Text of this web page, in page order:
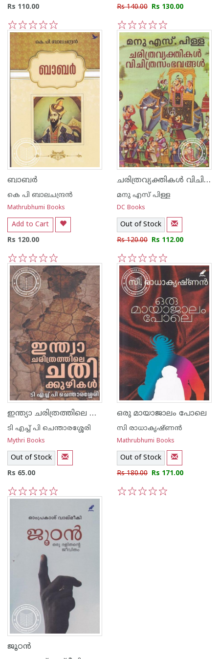
Rs 110.00
5
4
3
2
1
Rs 140.00 Rs 130.00
5
4
3
2
1
ബാബര്‍
കെ പി ബാലചന്ദ്രന്‍
Mathrubhumi Books
Add to Cart
Rs 120.00
5
4
3
2
1
ചരിത്രവ്യക്തികൾ വിചിത്രസംഭവങ്ങൾ
മനു എസ് പിള്ള
DC Books
Out of Stock
Rs 120.00 Rs 112.00
5
4
3
2
1
ഇന്ത്യാ ചരിത്രത്തിലെ ചതികുഴികള്‍
ടി എച്ച് പി ചെന്താരശ്ശേരി
Mythri Books
Out of Stock
Rs 65.00
5
4
3
2
1
ഒരു മായാജാലം പോലെ
സി രാധാകൃഷ്ണന്‍
Mathrubhumi Books
Out of Stock
Rs 180.00 Rs 171.00
ജൂഠന്‍